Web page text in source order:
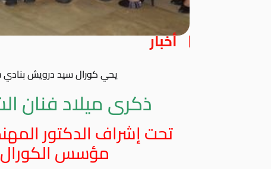
أخبار
يحي كورال سيد درويش بنادي
ذكرى ميلاد فنان
تحت إشراف الدكتور
مؤسس